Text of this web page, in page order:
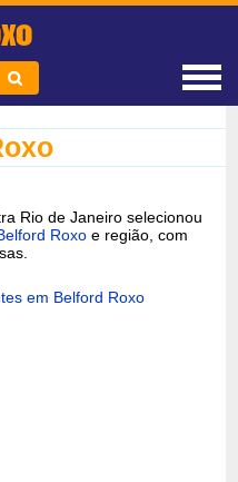
Rio de Janeiro selecionou
Roxo e região, com
em Belford Roxo